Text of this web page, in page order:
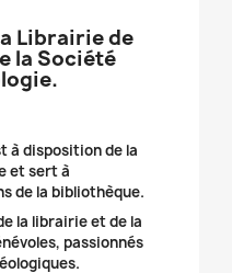
Librairie de
la Société
à disposition de la
et sert à
de la bibliothèque.
la librairie et de la
passionnés